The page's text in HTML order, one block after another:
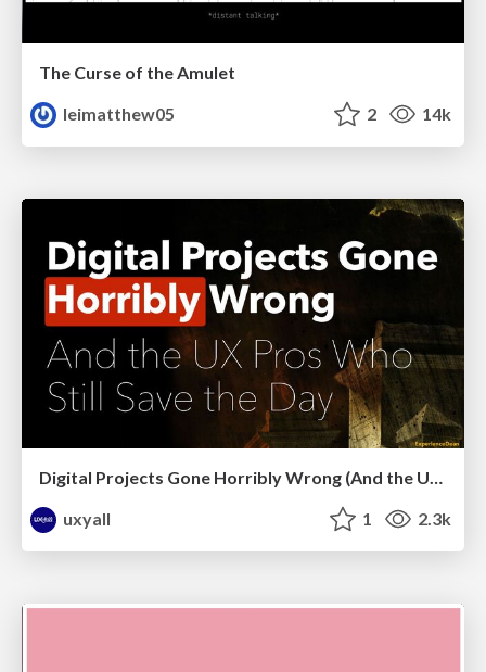
The Curse of the Amulet
leimatthew05
2 14k
uxyall
1 2.3k